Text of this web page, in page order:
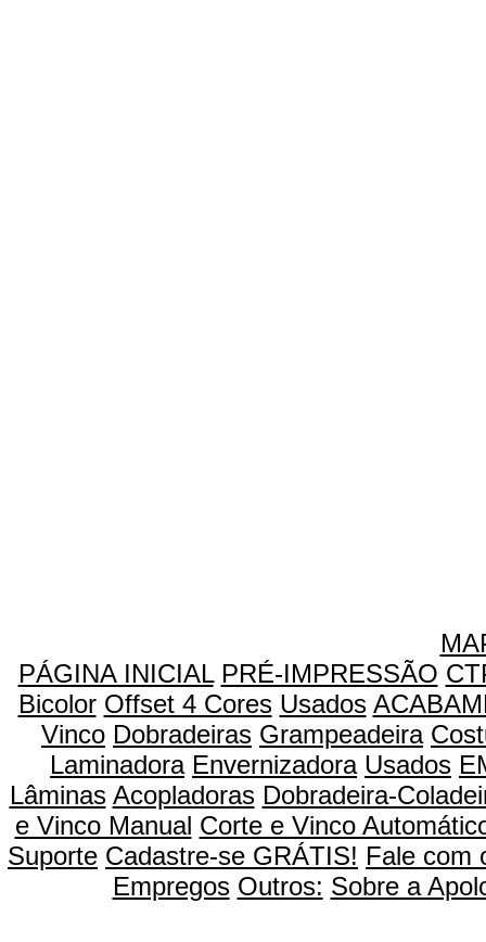
PÁGINA INICIAL PRÉ-IMPRESSÃO
Bicolor Offset 4 Cores Usados
Vinco Dobradeiras Grampeadeira
Laminadora Envernizadora Usados
Lâminas Acopladoras Dobradeira-
e Vinco Manual Corte e Vinco
Suporte Cadastre-se GRÁTIS! Fale com
Empregos Outros: Sobre a